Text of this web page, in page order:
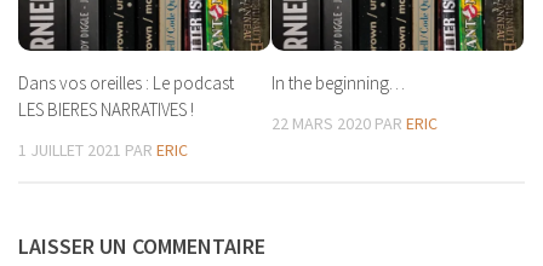
Dans vos oreilles : Le podcast
LES BIERES NARRATIVES !
1 JUILLET 2021 PAR ERIC
In the beginning…
22 MARS 2020 PAR ERIC
LAISSER UN COMMENTAIRE